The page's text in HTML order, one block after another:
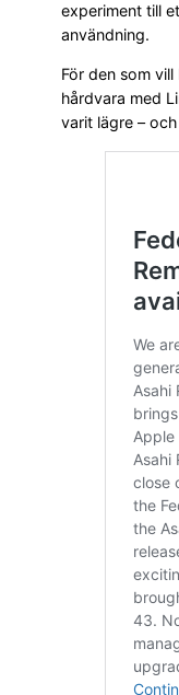
experiment till
användning.
För den som
hårdvara med
varit lägre –